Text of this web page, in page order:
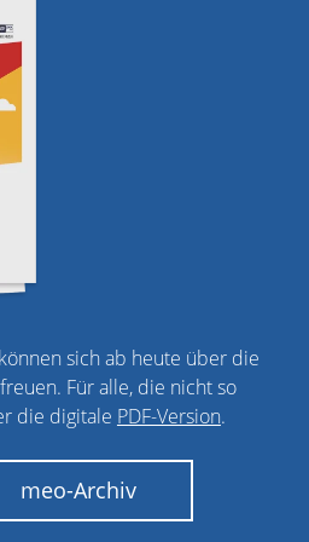
sich ab heute über die
Für alle, die nicht so
die digitale PDF-Version.
meo-Archiv